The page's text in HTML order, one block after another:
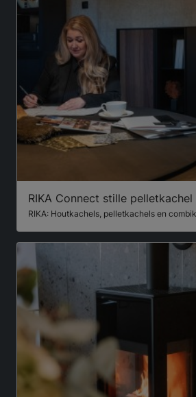
RIKA Connect stille
RIKA: Houtkachels, pelletkachels en